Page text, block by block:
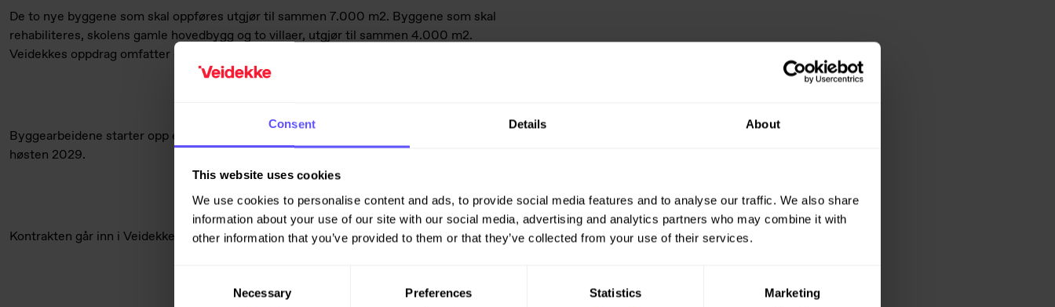
Consent Details About
This website uses cookies
We use cookies to personalise content and ads, to provide social media features and to analyse our traffic. We also share
information about your use of our site with our social media, advertising and analytics partners who may combine it with
other information that you’ve provided to them or that they’ve collected from your use of their services.
Necessary Preferences Statistics Marketing
De to nye byggene som skal oppføres utgjør til sammen 7.000 m2. Byggene som skal
rehabiliteres, skolens gamle hovedbygg og to villaer, utgjør til sammen 4.000 m2.
Veidekkes oppdrag omfatter også videreutvikling og oppgradering av skolens uteområder.
Byggearbeidene starter opp etter sommerferien med planlagt ferdigstillelse til skolestart
høsten 2029.
Kontrakten går inn i Veidekkes ordrereserve for andre kvartal 2026.